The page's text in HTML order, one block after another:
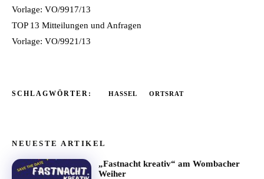
Vorlage: VO/9917/13
TOP 13 Mitteilungen und Anfragen
Vorlage: VO/9921/13
SCHLAGWÖRTER: HASSEL ORTSRAT
NEUESTE ARTIKEL
„Fastnacht kreativ“ am Wombacher
Weiher